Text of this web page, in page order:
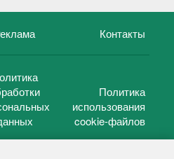
Контакты
Политика
использования
cookie-файлов